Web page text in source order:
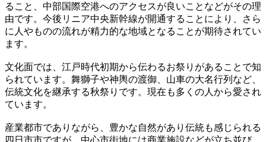
ること、中部国際空港へのアクセスが良いことなどがその理
由です。今後リニア中央新幹線が開通することにより、さら
に人やものの流れが精力的な地域となることが期待されてい
ます。
文化面では、江戸時代初期から伝わるお祭りがあることで知
られています。舞獅子や神輿の渡御、山車の大名行列など、
伝統文化を継承する秋祭りです。現在も多くの人から愛され
ています。
産業都市でありながら、豊かな自然があり伝統も感じられる
四日市市ですが、中心市街地には商業施設などが立ち並び、